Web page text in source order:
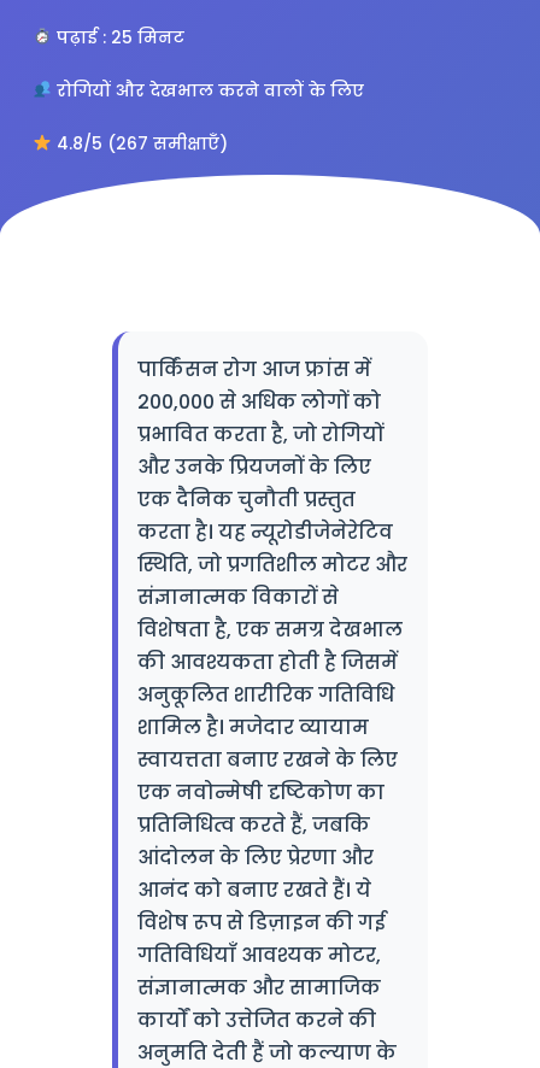
पढ़ाई : 25 मिनट
रोगियों और देखभाल करने वालों के लिए
4.8/5 (267 समीक्षाएँ)
पार्किंसन रोग आज फ्रांस में
200,000 से अधिक लोगों को
प्रभावित करता है, जो रोगियों
और उनके प्रियजनों के लिए
एक दैनिक चुनौती प्रस्तुत
करता है। यह न्यूरोडीजेनेरेटिव
स्थिति, जो प्रगतिशील मोटर और
संज्ञानात्मक विकारों से
विशेषता है, एक समग्र देखभाल
की आवश्यकता होती है जिसमें
अनुकूलित शारीरिक गतिविधि
शामिल है। मजेदार व्यायाम
स्वायत्तता बनाए रखने के लिए
एक नवोन्मेषी दृष्टिकोण का
प्रतिनिधित्व करते हैं, जबकि
आंदोलन के लिए प्रेरणा और
आनंद को बनाए रखते हैं। ये
विशेष रूप से डिज़ाइन की गई
गतिविधियाँ आवश्यक मोटर,
संज्ञानात्मक और सामाजिक
कार्यों को उत्तेजित करने की
अनुमति देती हैं जो कल्याण के